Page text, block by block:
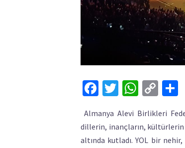
Facebook
TwitterCopy
Almanya Alevi Birlikleri
dillerin, inançların, kültürlerin
altında kutladı. YOL bir